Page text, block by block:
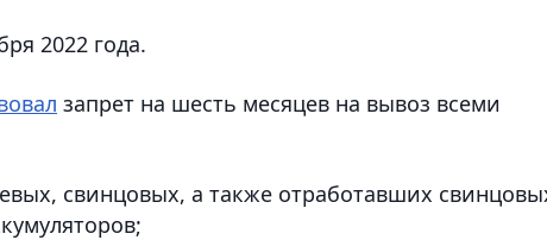
2022 года.
запрет на шесть месяцев на вывоз всеми
свинцовых, а также отработавших